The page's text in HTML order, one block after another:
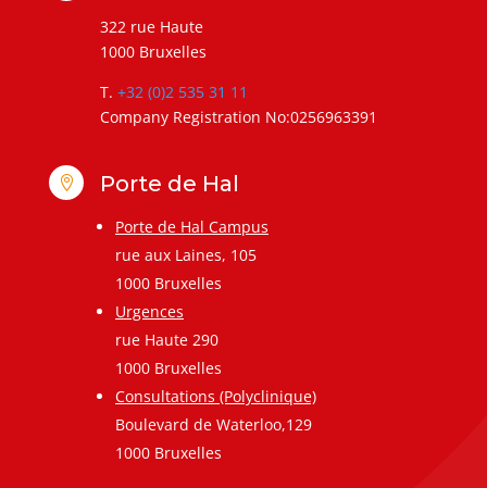
322 rue Haute
1000 Bruxelles
T. +32 (0)2 535 31 11
Company Registration No:0256963391
 Porte de Hal
Porte de Hal Campus
rue aux Laines, 105
1000 Bruxelles
Urgences
rue Haute 290
1000 Bruxelles
Consultations (Polyclinique)
Boulevard de Waterloo,129
1000 Bruxelles